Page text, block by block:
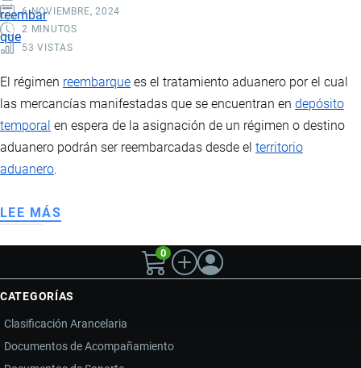
6 NOVIEMBRE, 2024
2 MINUTOS
53 VISTAS
El régimen reembarque es el tratamiento aduanero por el cual
las mercancías manifestadas que se encuentran en depósito
temporal en espera de la asignación de un régimen o destino
aduanero podrán ser reembarcadas desde el territorio
aduanero.
LEE MÁS
REEMBARQUE
0
CATEGORÍAS
Clasificación Arancelaria
Documentos de Acompañamiento